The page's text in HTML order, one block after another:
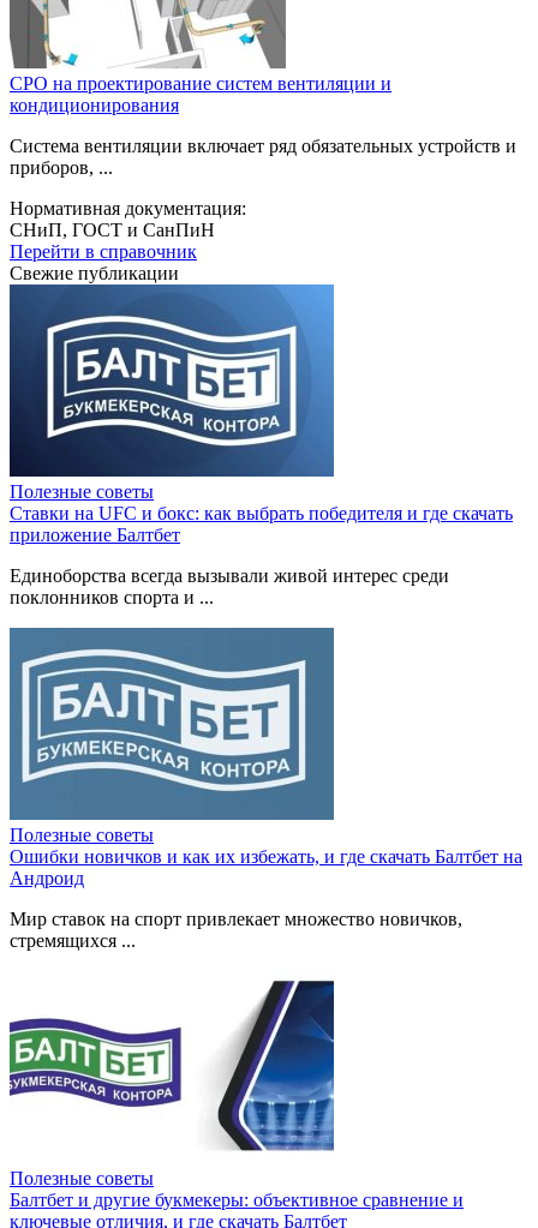
СРО на проектирование систем вентиляции и
кондиционирования
Система вентиляции включает ряд обязательных устройств и
приборов, ...
Нормативная документация:
СНиП, ГОСТ и СанПиН
Перейти в справочник
Свежие публикации
Полезные советы
Ставки на UFC и бокс: как выбрать победителя и где скачать
приложение Балтбет
Единоборства всегда вызывали живой интерес среди
поклонников спорта и ...
Полезные советы
Ошибки новичков и как их избежать, и где скачать Балтбет на
Андроид
Мир ставок на спорт привлекает множество новичков,
стремящихся ...
Полезные советы
Балтбет и другие букмекеры: объективное сравнение и
ключевые отличия, и где скачать Балтбет